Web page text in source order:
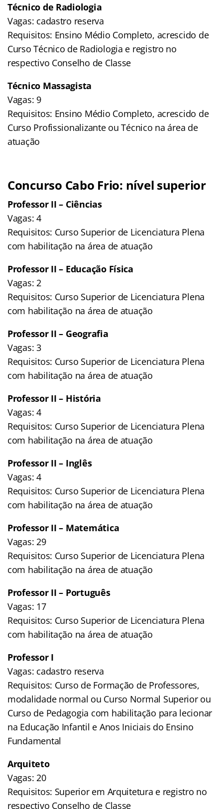
Técnico de Radiologia
Vagas: cadastro reserva
Requisitos: Ensino Médio Completo, acrescido de
Curso Técnico de Radiologia e registro no
respectivo Conselho de Classe
Técnico Massagista
Vagas: 9
Requisitos: Ensino Médio Completo, acrescido de
Curso Profissionalizante ou Técnico na área de
atuação
Concurso Cabo Frio: nível superior
Professor II – Ciências
Vagas: 4
Requisitos: Curso Superior de Licenciatura Plena
com habilitação na área de atuação
Professor II – Educação Física
Vagas: 2
Requisitos: Curso Superior de Licenciatura Plena
com habilitação na área de atuação
Professor II – Geografia
Vagas: 3
Requisitos: Curso Superior de Licenciatura Plena
com habilitação na área de atuação
Professor II – História
Vagas: 4
Requisitos: Curso Superior de Licenciatura Plena
com habilitação na área de atuação
Professor II – Inglês
Vagas: 4
Requisitos: Curso Superior de Licenciatura Plena
com habilitação na área de atuação
Professor II – Matemática
Vagas: 29
Requisitos: Curso Superior de Licenciatura Plena
com habilitação na área de atuação
Professor II – Português
Vagas: 17
Requisitos: Curso Superior de Licenciatura Plena
com habilitação na área de atuação
Professor I
Vagas: cadastro reserva
Requisitos: Curso de Formação de Professores,
modalidade normal ou Curso Normal Superior ou
Curso de Pedagogia com habilitação para lecionar
na Educação Infantil e Anos Iniciais do Ensino
Fundamental
Arquiteto
Vagas: 20
Requisitos: Superior em Arquitetura e registro no
respectivo Conselho de Classe